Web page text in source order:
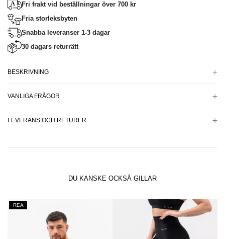
Fri frakt vid beställningar över 700 kr
Fria storleksbyten
Snabba leveranser 1-3 dagar
30 dagars returrätt
BESKRIVNING
VANLIGA FRÅGOR
LEVERANS OCH RETURER
DU KANSKE OCKSÅ GILLAR
REA